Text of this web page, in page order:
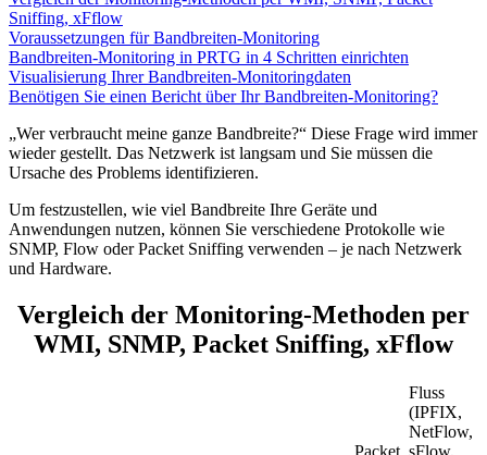
Sniffing, xFflow
Voraussetzungen für Bandbreiten-Monitoring
Bandbreiten-Monitoring in PRTG in 4 Schritten einrichten
Visualisierung Ihrer Bandbreiten-Monitoringdaten
Benötigen Sie einen Bericht über Ihr Bandbreiten-Monitoring?
„Wer verbraucht meine ganze Bandbreite?“ Diese Frage wird immer
wieder gestellt. Das Netzwerk ist langsam und Sie müssen die
Ursache des Problems identifizieren.
Um festzustellen, wie viel Bandbreite Ihre Geräte und
Anwendungen nutzen, können Sie verschiedene Protokolle wie
SNMP, Flow oder Packet Sniffing verwenden – je nach Netzwerk
und Hardware.
Vergleich der Monitoring-Methoden per
WMI, SNMP, Packet Sniffing, xFflow
Fluss
(IPFIX,
NetFlow,